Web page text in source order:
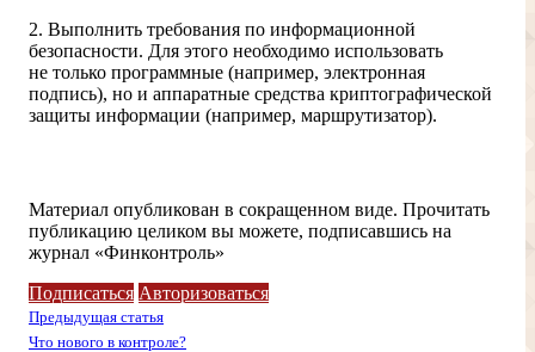
2. Выполнить требования по информационной
безопасности. Для этого необходимо использовать
не только программные (например, электронная
подпись), но и аппаратные средства криптографической
защиты информации (например, маршрутизатор).
Материал опубликован в сокращенном виде. Прочитать
публикацию целиком вы можете, подписавшись на
журнал «Финконтроль»
Подписаться Авторизоваться
Предыдущая статья
Что нового в контроле?